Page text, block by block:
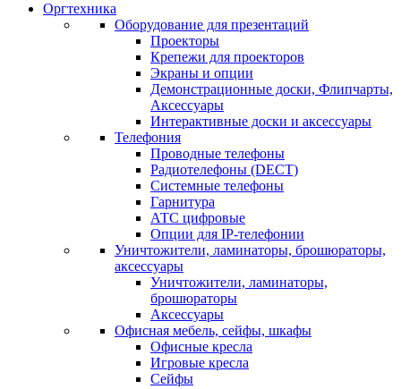
Оргтехника
Оборудование для презентаций
Проекторы
Крепежи для проекторов
Экраны и опции
Демонстрационные доски, Флипчарты,
Аксессуары
Интерактивные доски и аксессуары
Телефония
Проводные телефоны
Радиотелефоны (DECT)
Системные телефоны
Гарнитура
АТС цифровые
Опции для IP-телефонии
Уничтожители, ламинаторы, брошюраторы,
аксессуары
Уничтожители, ламинаторы,
брошюраторы
Аксессуары
Офисная мебель, сейфы, шкафы
Офисные кресла
Игровые кресла
Сейфы